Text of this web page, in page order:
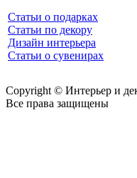
Статьи о подарках
Статьи по декору
Дизайн интерьера
Статьи о сувенирах
Copyright © Интерьер и
Все права защищены